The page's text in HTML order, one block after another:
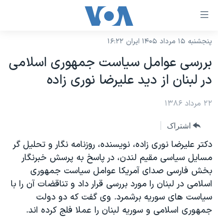
لینکهای
دسترسی
جهش
محتوای
اصلی
صفحه
اصلی
جهش
به
جستجو
نسخه سبک وب‌سایت
موضوع ها
ایران
آمریکا
جهان
ورزشی
گزیده‌ها
ویژه برنامه‌ها
ویدیوها
برنامه های تلویزیونی
جدول برنامه ها
صفحه‌های ویژه
جام جهانی ۲۰۲۶
عملیات خشم حماسی
۲۵۰سالگی آمریکا
بایگانی برنامه‌های تلویزیونی
فرکانس‌های صدای آمریکا
پخش رادیویی
یادگیری زبان انگلیسی
پنجشنبه ۱۵ مرداد ۱۴۰۵ ایران ۱۶:۲۲
بررسی عوامل سياست جمهوری اسلامی
در لبنان از ديد عليرضا نوری زاده
۲۲ مرداد ۱۳۸۶
اشتراک
دکتر عليرضا نوری زاده، نويسنده، روزنامه نگار و تحليل گر
مسايل سياسی مقيم لندن، در پاسخ به پرسش خبرنگار
بخش فارسی صدای آمريکا عوامل سياست جمهوری
اسلامی در لبنان را مورد بررسی قرار داد و تناقضات آن را با
سياست های سوريه برشمرد. وی گفت که دو دولت
جمهوری اسلامی و سوريه لبنان را عملا فلج کرده اند.